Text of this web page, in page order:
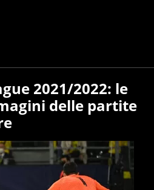
2021/2022: le
delle partite